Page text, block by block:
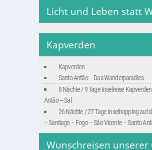
Licht und Leben statt
Kapverden
Kapverden
Santo Antão – Das Wanderparadies
8 Nächte / 9 Tage Inselreise
Antão – Sal
26 Nächte / 27 Tage Inselhopping auf
– Santiago – Fogo – São Vicente – Santo
Wunschreisen unserer